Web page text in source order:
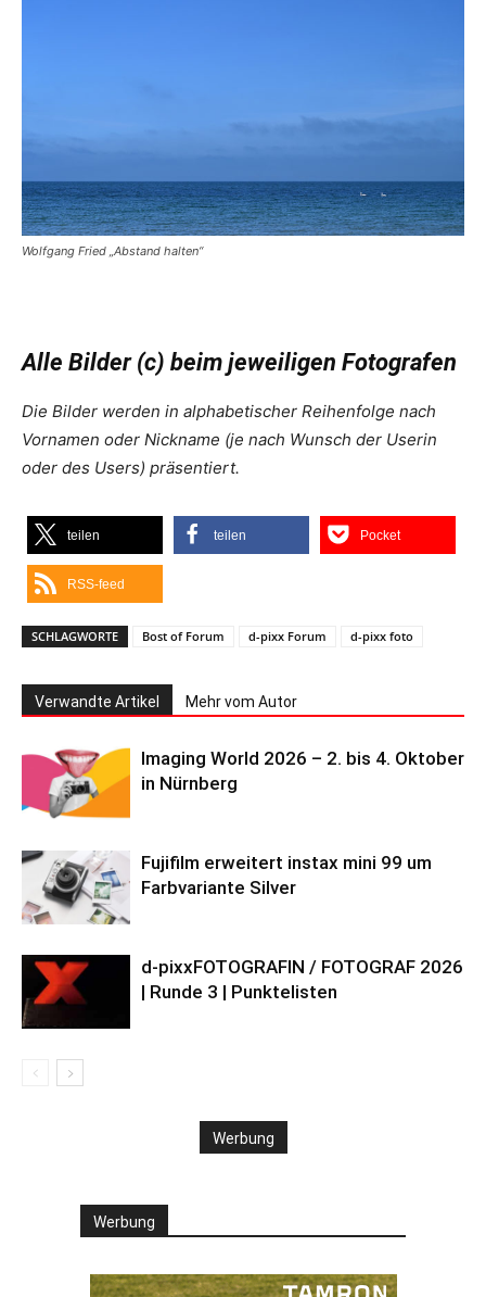
Wolfgang Fried „Abstand halten“
Alle Bilder (c) beim jeweiligen Fotografen
Die Bilder werden in alphabetischer Reihenfolge nach
Vornamen oder Nickname (je nach Wunsch der Userin
oder des Users) präsentiert.
teilen teilen Pocket
RSS-feed
SCHLAGWORTE Bost of Forum d-pixx Forum d-pixx foto
Verwandte Artikel Mehr vom Autor
Imaging World 2026 – 2. bis 4. Oktober
in Nürnberg
Fujifilm erweitert instax mini 99 um
Farbvariante Silver
d-pixxFOTOGRAFIN / FOTOGRAF 2026
| Runde 3 | Punktelisten
Werbung
Werbung